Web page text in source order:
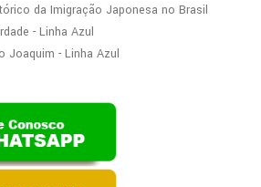
da Imigração Japonesa no Brasil
- Linha Azul
Joaquim - Linha Azul